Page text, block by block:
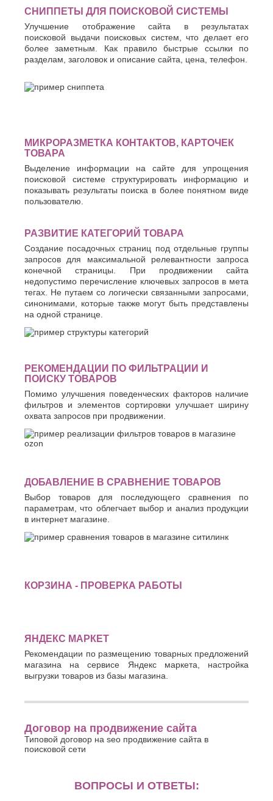
СНИППЕТЫ ДЛЯ ПОИСКОВОЙ СИСТЕМЫ
Улучшение отображение сайта в результатах
поисковой выдачи поисковых систем, что делает его
более заметным. Как правило быстрые ссылки по
разделам, заголовок и описание сайта, цена, телефон.
МИКРОРАЗМЕТКА КОНТАКТОВ, КАРТОЧЕК
ТОВАРА
Выделение информации на сайте для упрощения
поисковой системе структурировать информацию и
показывать результаты поиска в более понятном виде
пользователю.
РАЗВИТИЕ КАТЕГОРИЙ ТОВАРА
Создание посадочных страниц под отдельные группы
запросов для максимальной релевантности запроса
конечной страницы. При продвижении сайта
недопустимо перечисление ключевых запросов в мета
тегах. Не путаем со логически связанными запросами,
синонимами, которые также могут быть представлены
на одной странице.
РЕКОМЕНДАЦИИ ПО ФИЛЬТРАЦИИ И
ПОИСКУ ТОВАРОВ
Помимо улучшения поведенческих факторов наличие
фильтров и элементов сортировки улучшает ширину
охвата запросов при продвижении.
ДОБАВЛЕНИЕ В СРАВНЕНИЕ ТОВАРОВ
Выбор товаров для последующего сравнения по
параметрам, что облегчает выбор и анализ продукции
в интернет магазине.
КОРЗИНА - ПРОВЕРКА РАБОТЫ
ЯНДЕКС МАРКЕТ
Рекомендации по размещению товарных предложений
магазина на сервисе Яндекс маркета, настройка
выгрузки товаров из базы магазина.
Договор на продвижение сайта
Типовой договор на seo продвижение сайта в
поисковой сети
ВОПРОСЫ И ОТВЕТЫ: